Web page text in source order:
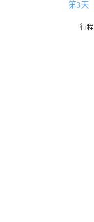
第3天
行程